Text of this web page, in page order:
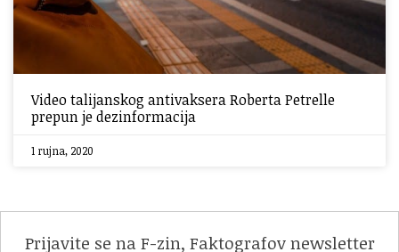
Video talijanskog antivaksera Roberta Petrelle
prepun je dezinformacija
1 rujna, 2020
Prijavite se na F-zin, Faktografov newsletter